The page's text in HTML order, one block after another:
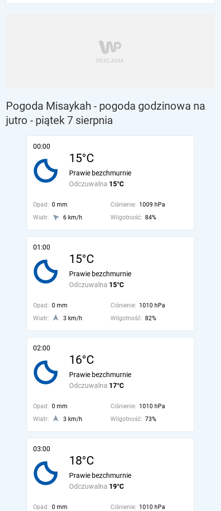
Pogoda Misaykah - pogoda godzinowa na
jutro - piątek 7 sierpnia
00:00
15°C
Odczuwalna 15°C
Prawie bezchmurnie
Opad: 0 mm Ciśnienie: 1009 hPa
Wiatr:
6 km/h Wilgotność: 84%
01:00
15°C
Odczuwalna 15°C
Prawie bezchmurnie
Opad: 0 mm Ciśnienie: 1010 hPa
Wiatr:
3 km/h Wilgotność: 82%
02:00
16°C
Odczuwalna 17°C
Prawie bezchmurnie
Opad: 0 mm Ciśnienie: 1010 hPa
Wiatr:
3 km/h Wilgotność: 73%
03:00
18°C
Odczuwalna 19°C
Prawie bezchmurnie
Opad: 0 mm Ciśnienie: 1010 hPa